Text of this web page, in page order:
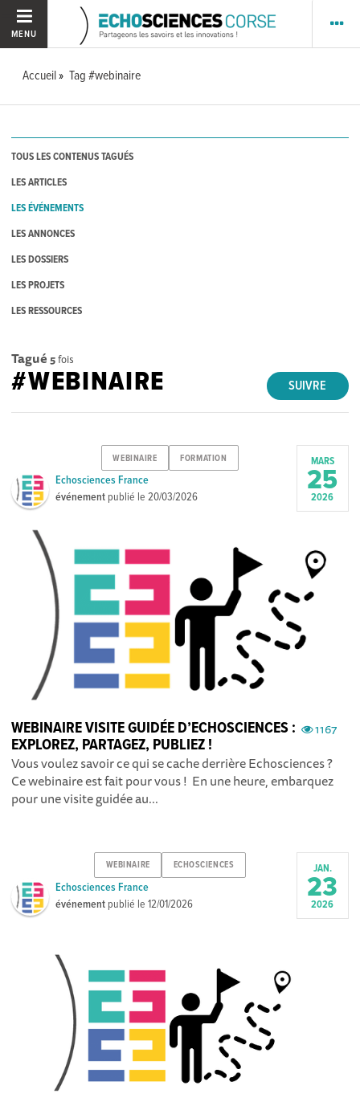
MENU
Accueil Tag #webinaire
TOUS LES CONTENUS TAGUÉS
LES ARTICLES
LES ÉVÉNEMENTS
LES ANNONCES
LES DOSSIERS
LES PROJETS
LES RESSOURCES
Tagué 5fois
SUIVRE
#WEBINAIRE
WEBINAIRE FORMATION
Echosciences France
événement publié le20/03/2026
MARS
25
2026
1167
WEBINAIRE VISITE GUIDÉE D’ECHOSCIENCES :
EXPLOREZ, PARTAGEZ, PUBLIEZ !
Vous voulez savoir ce qui se cache derrière Echosciences ?
Ce webinaire est fait pour vous ! En une heure, embarquez
pour une visite guidée au...
WEBINAIRE ECHOSCIENCES
Echosciences France
événement publié le12/01/2026
JAN.
23
2026